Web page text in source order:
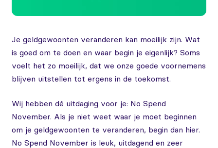
Je geldgewoonten veranderen kan moeilijk zijn. Wat
is goed om te doen en waar begin je eigenlijk? Soms
voelt het zo moeilijk, dat we onze goede voornemens
blijven uitstellen tot ergens in de toekomst.
Wij hebben dé uitdaging voor je: No Spend
November. Als je niet weet waar je moet beginnen
om je geldgewoonten te veranderen, begin dan hier.
No Spend November is leuk, uitdagend en zeer